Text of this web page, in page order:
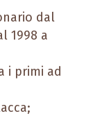
dal
1998 a
i primi ad